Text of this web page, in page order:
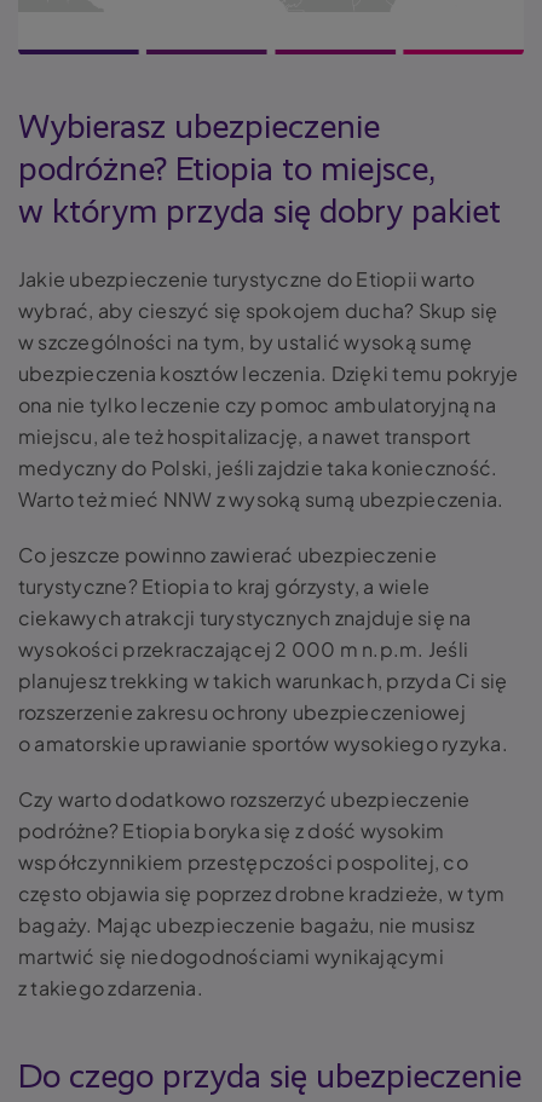
Wybierasz ubezpieczenie
podróżne? Etiopia to miejsce,
w którym przyda się dobry pakiet
Jakie ubezpieczenie turystyczne do Etiopii warto
wybrać, aby cieszyć się spokojem ducha? Skup się
w szczególności na tym, by ustalić wysoką sumę
ubezpieczenia kosztów leczenia. Dzięki temu pokryje
ona nie tylko leczenie czy pomoc ambulatoryjną na
miejscu, ale też hospitalizację, a nawet transport
medyczny do Polski, jeśli zajdzie taka konieczność.
Warto też mieć NNW z wysoką sumą ubezpieczenia.
Co jeszcze powinno zawierać ubezpieczenie
turystyczne? Etiopia to kraj górzysty, a wiele
ciekawych atrakcji turystycznych znajduje się na
wysokości przekraczającej 2 000 m n.p.m. Jeśli
planujesz trekking w takich warunkach, przyda Ci się
rozszerzenie zakresu ochrony ubezpieczeniowej
o amatorskie uprawianie sportów wysokiego ryzyka.
Czy warto dodatkowo rozszerzyć ubezpieczenie
podróżne? Etiopia boryka się z dość wysokim
współczynnikiem przestępczości pospolitej, co
często objawia się poprzez drobne kradzieże, w tym
bagaży. Mając ubezpieczenie bagażu, nie musisz
martwić się niedogodnościami wynikającymi
z takiego zdarzenia.
Do czego przyda się ubezpieczenie